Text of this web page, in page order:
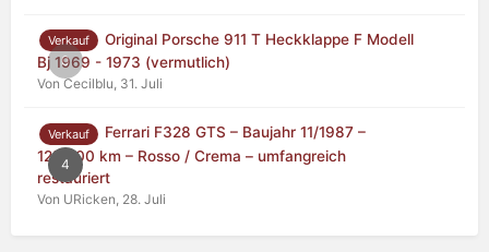
0
Verkauf
Original Porsche 911 T Heckklappe F Modell
Bj 1969 - 1973 (vermutlich)
Von Cecilblu, 31. Juli
4
Verkauf
Ferrari F328 GTS – Baujahr 11/1987 –
125.000 km – Rosso / Crema – umfangreich
restauriert
Von URicken, 28. Juli